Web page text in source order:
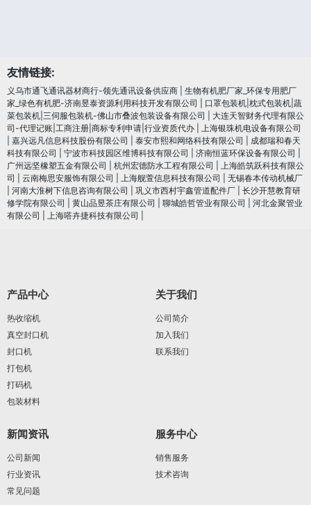
友情链接:
义乌市通飞通讯器材商行-领先通讯设备供应商
生物有机肥厂家_环保专用肥厂
家_绿色有机肥-济南昱泰资源利用科技开发有限公司
口罩包装机|枕式包装机|蔬
菜包装机|三伺服包装机-佛山市叠波包装设备有限公司
大连天智财务代理有限公
司-代理记账|工商注册|商标专利申请|行业资质代办
上海银珠机电设备有限公司
嘉兴远凡信息科技股份有限公司 泰安市熙和网络科技有限公司
成都瑞和春天
科技有限公司
宁波市科技园区维博科技有限公司 济南恒蓝环保设备有限公司
广州远坚橡塑五金有限公司
杭州宏德防水工程有限公司
上海皓筑跃科技有限公
司
云南梅思安服饰有限公司 上海舰萱信息科技有限公司
无锡春本传动机械厂
河南大淮树下信息咨询有限公司 巩义市西村宇鑫管道配件厂
长沙开慧教育研
修学院有限公司
黄山品昱茶庄有限公司 聊城皓哲管业有限公司
河北金聚管业
有限公司
上海嗒卉捷科技有限公司
产品中心
热收缩机
真空封口机
封口机
打包机
打码机
包装材料
关于我们
公司简介
加入我们
联系我们
新闻资讯
公司新闻
行业资讯
常见问题
服务中心
销售服务
技术咨询